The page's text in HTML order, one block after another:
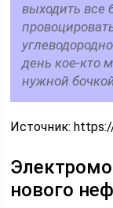
выходить все
день кое-кто
нужной
Источник:
нового